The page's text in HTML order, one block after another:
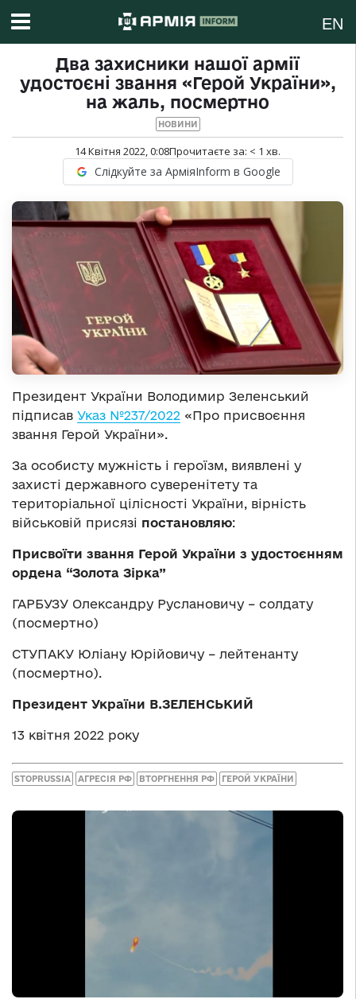
EN
Два захисники нашої армії
удостоєні звання «Герой України»,
на жаль, посмертно
НОВИНИ
14 Квітня 2022, 0:08Прочитаєте за: < 1 хв.
Слідкуйте за АрміяInform в Google
Президент України Володимир Зеленський
підписав Указ №237/2022 «Про присвоєння
звання Герой України».
За особисту мужність і героїзм, виявлені у
захисті державного суверенітету та
територіальної цілісності України, вірність
військовій присязі постановляю:
Присвоїти звання Герой України з удостоєнням
ордена “Золота Зірка”
ГАРБУЗУ Олександру Руслановичу – солдату
(посмертно)
СТУПАКУ Юліану Юрійовичу – лейтенанту
(посмертно).
Президент України В.ЗЕЛЕНСЬКИЙ
13 квітня 2022 року
STOPRUSSIA АГРЕСІЯ РФ ВТОРГНЕННЯ РФ ГЕРОЙ УКРАЇНИ